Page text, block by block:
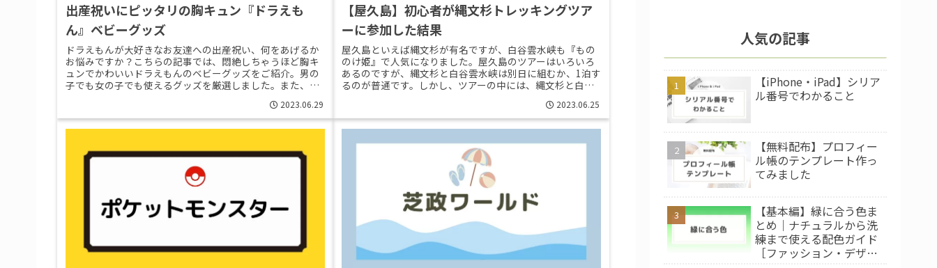
出産祝いにピッタリの胸キュン『ドラえも
ん』ベビーグッズ
ドラえもんが大好きなお友達への出産祝い、何をあげるか
お悩みですか？こちらの記事では、悶絶しちゃうほど胸キ
ュンでかわいいドラえもんのベビーグッズをご紹介。男の
子でも女の子でも使えるグッズを厳選しました。また、ベ
2023.06.29
【屋久島】初心者が縄文杉トレッキングツア
ーに参加した結果
屋久島といえば縄文杉が有名ですが、白谷雲水峡も『もの
のけ姫』で人気になりました。屋久島のツアーはいろいろ
あるのですが、縄文杉と白谷雲水峡は別日に組むか、1泊す
るのが普通です。しかし、ツアーの中には、縄文杉と白谷
2023.06.25
人気の記事
【iPhone・iPad】シリア
ル番号でわかること
【無料配布】プロフィー
ル帳のテンプレート作っ
てみました
【基本編】緑に合う色ま
とめ｜ナチュラルから洗
練まで使える配色ガイド
［ファッション・デザイ